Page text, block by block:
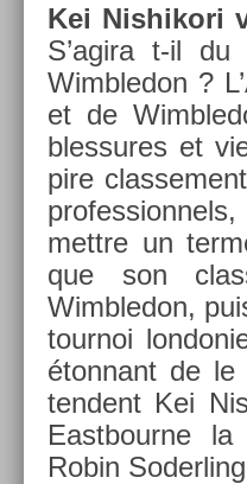
Kei Nis­hikori
S’agira t-il
Wimbledon ?
et de
bles­sures et
pire
mettre un
que son
Wimbledon,
tour­noi
éton­nant de
tendent Kei
Eas­tbour­ne
Robin